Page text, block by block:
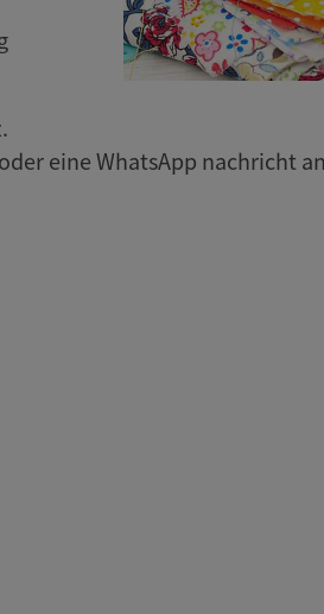
eine WhatsApp nachricht